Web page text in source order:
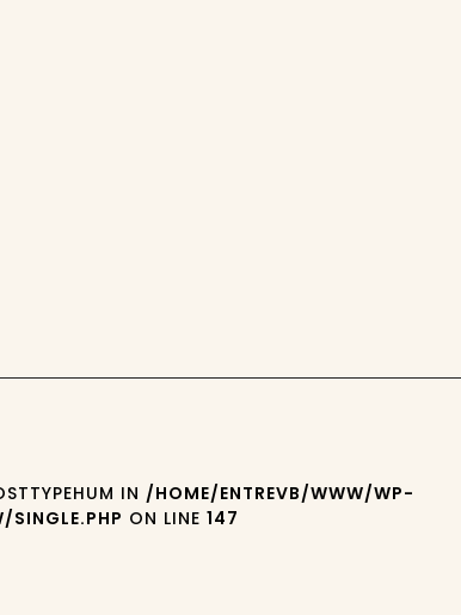
IN /HOME/ENTREVB/WWW/WP-
SINGLE.PHP ON LINE147